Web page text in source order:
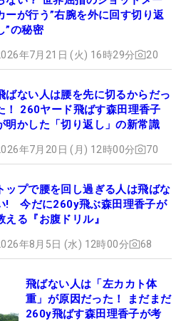
ーが行う”右腕を外に回す切り返
”の秘密
年7月21日 (火) 16時29分 20
ばない人は腰を先に切るからだっ
！ 260ヤード飛ばす森田理香子
明かした「切り返し」の新常識
年7月20日 (月) 12時00分 70
ップで腰を回し過ぎる人は飛ばな
! 今だに260y飛ぶ森田理香子が
える『お腹ドリル』
年8月5日 (水) 12時00分 68
飛ばない人は「左カカト体
重」が原因だった！ まだまだ
260y飛ばす森田理香子が考